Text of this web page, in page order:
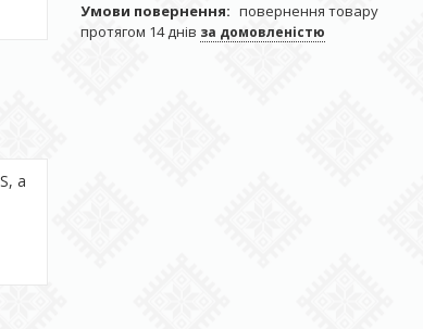
а
повернення товару
протягом 14 днів за домовленістю